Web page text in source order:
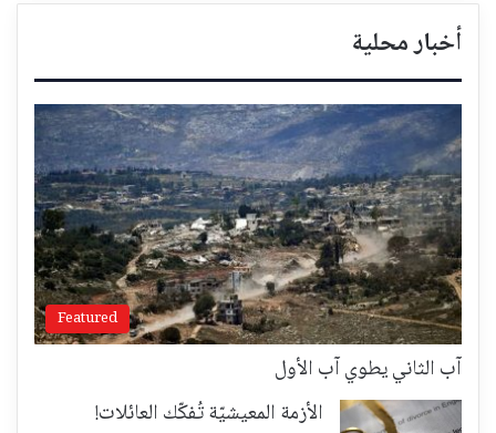
أخبار محلية
Featured
آب الثاني يطوي آب الأول
الأزمة المعيشيّة تُفكّك العائلات!